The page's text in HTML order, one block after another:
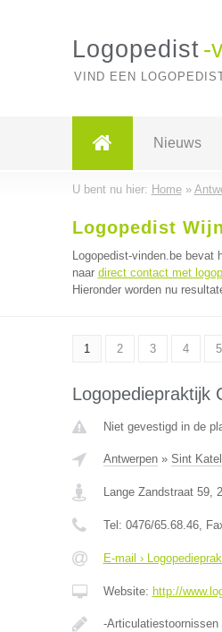
Logopedist -
VIND EEN
Nieuws
U bent nu hier: Home»
Logopedist
Logopedist-vinden.be bevat
naar direct contact met
Hieronder worden nu
1 2 3 4 5
Logopediepraktijk
Niet gevestigd in de
Antwerpen» Sint
Lange Zandstraat 59,
Tel: 0476/65.68.46,
E-mail ›
Website: http://
-Articulatiestoornissen